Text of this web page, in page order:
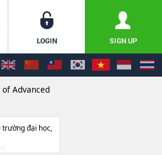
Advanced
trường đại học,